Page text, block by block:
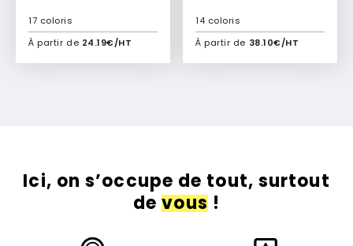
À partir de 24.19€/HT
17 coloris
Ajouter à mon devis
À partir de 38.10€/HT
14 coloris
Ajouter à mon devis
Ici, on s’occupe de tout, surtout
devous!